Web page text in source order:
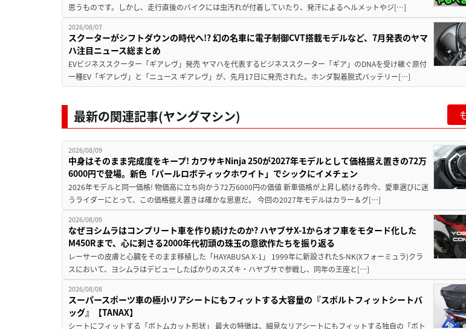
思うものです。しかし、走行直後のバイクには虫汚れが付着していたり、発汗によるヘルメットやジ[…]
2026/08/07
スクーターがシフトダウンの時代へ!? 幻の名車に電子制御CVT搭載モデルなど、7月発表のヤマ
ハ注目ニュース総まとめ
EVビジネススクーター「ギアレヴ」発売 ヤマハを代表するビジネススクーター「ギア」のDNAを受け継ぐ原付
一種EV「ギアレヴ」と「ニュース ギアレヴ」が、先月17日に発売された。ホンダ製着脱式バッテリー[…]
最新の関連記事(ヤングマシン)
2026/08/09
中身はそのまま完成度をキープ! カワサキNinja 250が2027年モデルとして価格据え置きの72万
6000円で登場。新色「パールロボティックホワイト」でシックにイメチェン
2026年モデルと同一価格! 物価高に立ち向かう72万6000円の価値 新車価格が上昇し続ける昨今、愛車選びに迷
うライダーにとって、この価格据え置きは確かな恩恵だ。 今回の2027年モデルはカラー＆グ[…]
2026/08/09
なぜヨシムラはコンプリート車を作り続けたのか? ハヤブサX-1からオフ車をモタード化した
M450Rまで、心に刺さる2000年代初頭の珠玉の意欲作たちを振り返る
レーサーの皮膚と心臓をそのまま移植した「HAYABUSA X-1」 1999年に新設されたS-NK(Xフォーミュラ)クラ
スにおいて、ヨシムラはデビューしたばかりのスズキ・ハヤブサで参戦し、同年の王座と[…]
2026/08/08
スーパースポーツ車の極小リアシートにもフィットする大容量の『スポルトフィットシートバ
ッグ』【TANAX】
シートにフィットする「ボトムカット形状」 最大の特徴は、細見なリアシートにもフィットする独自の「ボト